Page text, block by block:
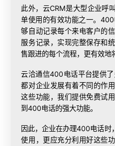
此外，云CRM是大型企业呼
单使用的有效功能之一。
够自动记录每个来电客户的
服务记录，实现完整保存和
售跟进的每个流程，更有效地
云洽通信400电话平台提供
都对企业发展有着不同的作
这些功能，我们提供免费试
到400电话的强大功能。
因此，企业在办理400电话时
使用，更应充分利用好这些